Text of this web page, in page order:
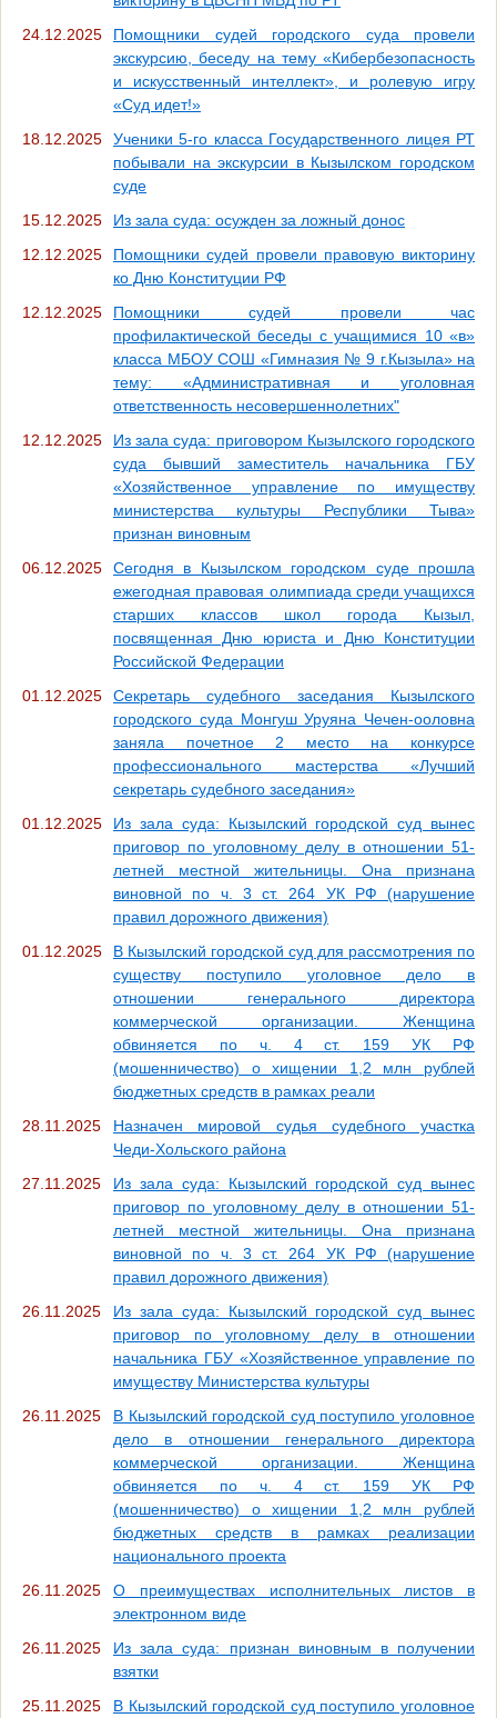
24.12.2025
Помощники судей городского суда провели
экскурсию, беседу на тему «Кибербезопасность
и искусственный интеллект», и ролевую игру
«Суд идет!»
18.12.2025
Ученики 5-го класса Государственного лицея РТ
побывали на экскурсии в Кызылском городском
суде
15.12.2025
Из зала суда: осужден за ложный донос
12.12.2025
Помощники судей провели правовую викторину
ко Дню Конституции РФ
12.12.2025
Помощники судей провели час
профилактической беседы с учащимися 10 «в»
класса МБОУ СОШ «Гимназия № 9 г.Кызыла» на
тему: «Административная и уголовная
ответственность несовершеннолетних"
12.12.2025
Из зала суда: приговором Кызылского городского
суда бывший заместитель начальника ГБУ
«Хозяйственное управление по имуществу
министерства культуры Республики Тыва»
признан виновным
06.12.2025
Сегодня в Кызылском городском суде прошла
ежегодная правовая олимпиада среди учащихся
старших классов школ города Кызыл,
посвященная Дню юриста и Дню Конституции
Российской Федерации
01.12.2025
Секретарь судебного заседания Кызылского
городского суда Монгуш Уруяна Чечен-ооловна
заняла почетное 2 место на конкурсе
профессионального мастерства «Лучший
секретарь судебного заседания»
01.12.2025
Из зала суда: Кызылский городской суд вынес
приговор по уголовному делу в отношении 51-
летней местной жительницы. Она признана
виновной по ч. 3 ст. 264 УК РФ (нарушение
правил дорожного движения)
01.12.2025
В Кызылский городской суд для рассмотрения по
существу поступило уголовное дело в
отношении генерального директора
коммерческой организации. Женщина
обвиняется по ч. 4 ст. 159 УК РФ
(мошенничество) о хищении 1,2 млн рублей
бюджетных средств в рамках реали
28.11.2025
Назначен мировой судья судебного участка
Чеди-Хольского района
27.11.2025
Из зала суда: Кызылский городской суд вынес
приговор по уголовному делу в отношении 51-
летней местной жительницы. Она признана
виновной по ч. 3 ст. 264 УК РФ (нарушение
правил дорожного движения)
26.11.2025
Из зала суда: Кызылский городской суд вынес
приговор по уголовному делу в отношении
начальника ГБУ «Хозяйственное управление по
имуществу Министерства культуры
26.11.2025
В Кызылский городской суд поступило уголовное
дело в отношении генерального директора
коммерческой организации. Женщина
обвиняется по ч. 4 ст. 159 УК РФ
(мошенничество) о хищении 1,2 млн рублей
бюджетных средств в рамках реализации
национального проекта
26.11.2025
О преимуществах исполнительных листов в
электронном виде
26.11.2025
Из зала суда: признан виновным в получении
взятки
25.11.2025
В Кызылский городской суд поступило уголовное